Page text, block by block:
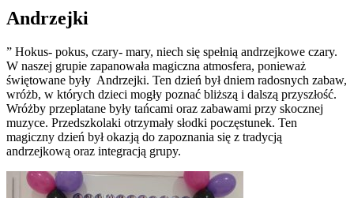
Andrzejki
” Hokus- pokus, czary- mary, niech się spełnią andrzejkowe czary.
W naszej grupie zapanowała magiczna atmosfera, ponieważ
świętowane były Andrzejki. Ten dzień był dniem radosnych zabaw,
wróżb, w których dzieci mogły poznać bliższą i dalszą przyszłość.
Wróżby przeplatane były tańcami oraz zabawami przy skocznej
muzyce. Przedszkolaki otrzymały słodki poczęstunek. Ten
magiczny dzień był okazją do zapoznania się z tradycją
andrzejkową oraz integracją grupy.